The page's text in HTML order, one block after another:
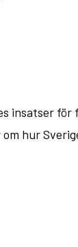
insatser
hur